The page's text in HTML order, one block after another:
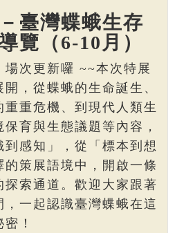
臺灣蝶蛾生存
覽（6-10月）
次更新囉 ~~本次特展
，從蝶蛾的生命誕生、
重危機、到現代人類生
育與生態議題等內容，
到感知」，從「標本到想
策展語境中，開啟一條
探索通道。歡迎大家跟著
一起認識臺灣蝶蛾在這
！